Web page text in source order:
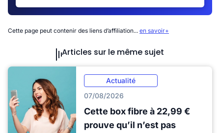
Cette page peut contenir des liens d’affiliation... en savoir+
Articles sur le même sujet
Actualité
07/08/2026
Cette box fibre à 22,99 €
prouve qu’il n’est pas